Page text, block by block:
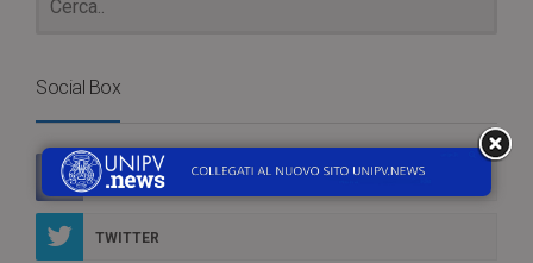
Social Box
FACEBOOK
TWITTER